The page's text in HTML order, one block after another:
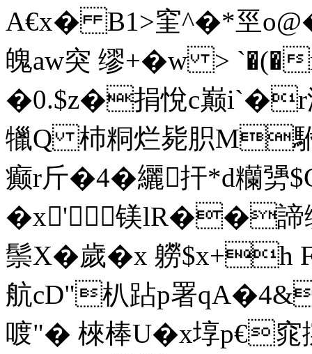
A€x� B1>窐^�*巠
魄aw突 缪+�w >
�0.$z�捐悅c巅
犣Q 杮粡烂毙胑M
癫r斤�4�纚扞*d糷勥
�x'镁lR��諦缋
鬃X�歲�x 軂
航cD"朳跕p署qA�4&
喥"� 棶棒U�x埻p€窕